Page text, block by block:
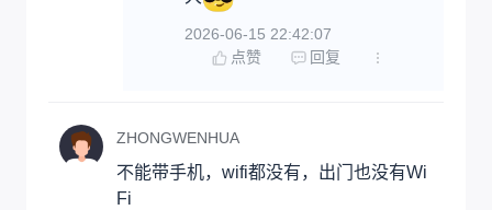
2026-06-15 22:42:07
点赞
回复
ZHONGWENHUA
不能带手机，wifi都没有，出门也没有Wi
Fi